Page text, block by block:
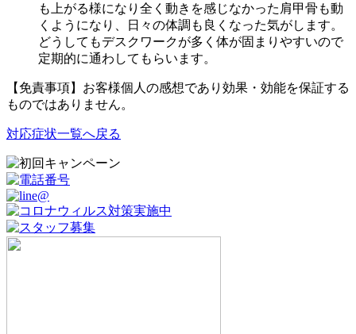
も上がる様になり全く動きを感じなかった肩甲骨も動
くようになり、日々の体調も良くなった気がします。
どうしてもデスクワークが多く体が固まりやすいので
定期的に通わしてもらいます。
【免責事項】お客様個人の感想であり効果・効能を保証する
ものではありません。
対応症状一覧へ戻る